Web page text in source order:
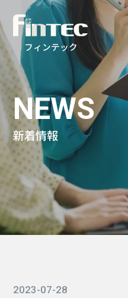
フィンテック
NEWS
新着情報
2023-07-28